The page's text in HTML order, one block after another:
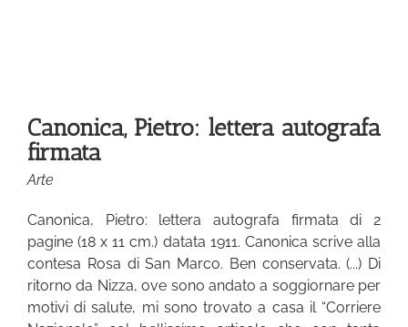
Canonica, Pietro: lettera autografa
firmata
Arte
Canonica, Pietro: lettera autografa firmata di 2
pagine (18 x 11 cm.) datata 1911. Canonica scrive alla
contesa Rosa di San Marco. Ben conservata. (...) Di
ritorno da Nizza, ove sono andato a soggiornare per
motivi di salute, mi sono trovato a casa il “Corriere